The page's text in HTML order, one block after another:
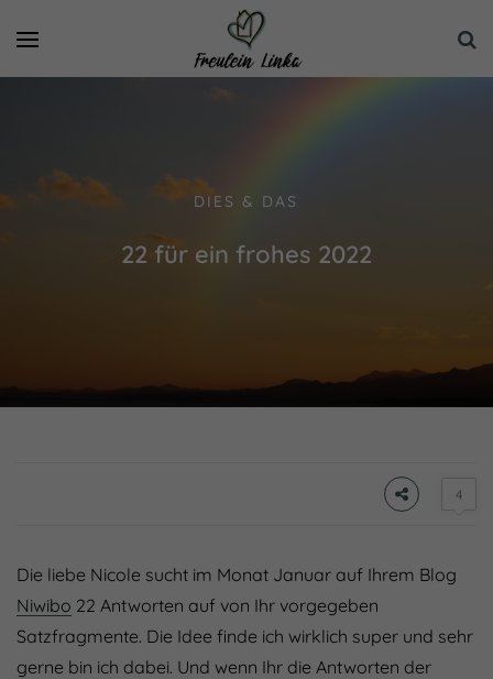
DIES & DAS
22 für ein frohes 2022
4
Die liebe Nicole sucht im Monat Januar auf Ihrem Blog
Niwibo 22 Antworten auf von Ihr vorgegeben
Satzfragmente. Die Idee finde ich wirklich super und sehr
gerne bin ich dabei. Und wenn Ihr die Antworten der